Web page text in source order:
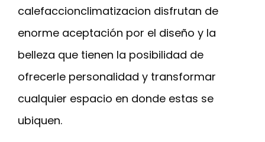
calefaccionclimatizacion disfrutan de
enorme aceptación por el diseño y la
belleza que tienen la posibilidad de
ofrecerle personalidad y transformar
cualquier espacio en donde estas se
ubiquen.